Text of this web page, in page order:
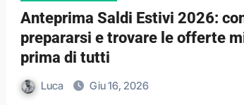
Anteprima Saldi Estivi 2026:
prepararsi e trovare le offerte
prima di tutti
Luca Giu 16, 2026